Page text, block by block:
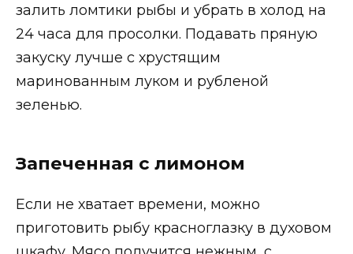
залить ломтики рыбы и убрать в холод на
24 часа для просолки. Подавать пряную
закуску лучше с хрустящим
маринованным луком и рубленой
зеленью.
Запеченная с лимоном
Если не хватает времени, можно
приготовить рыбу красноглазку в духовом